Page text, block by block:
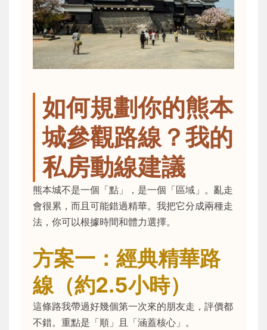
如何規劃你的熊本
城參觀路線？我的
私房動線建議
熊本城不是一個「點」，是一個「區域」。亂走
會很累，而且可能錯過精華。我把它分成兩種走
法，你可以根據時間和體力選擇。
方案一：經典精華路
線（約2.5小時）
這條路我帶過好幾個第一次來的朋友走，評價都
不錯。重點是「順」且「涵蓋核心」。